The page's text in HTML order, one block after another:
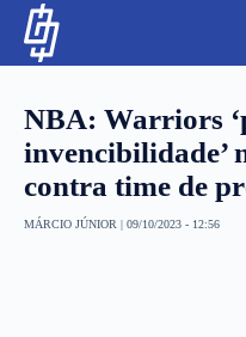
NBA
NBA: Warriors
invencibilidade’
contra time de
MÁRCIO JÚNIOR | 09/10/2023 - 12:56